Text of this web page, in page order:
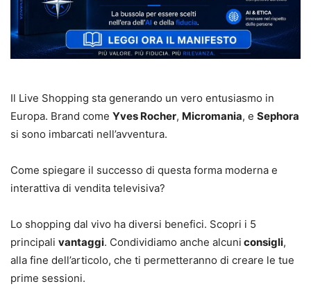
Il Live Shopping sta generando un vero entusiasmo in
Europa. Brand come Yves Rocher, Micromania, e Sephora
si sono imbarcati nell’avventura.
Come spiegare il successo di questa forma moderna e
interattiva di vendita televisiva?
Lo shopping dal vivo ha diversi benefici. Scopri i 5
principali vantaggi. Condividiamo anche alcuni consigli,
alla fine dell’articolo, che ti permetteranno di creare le tue
prime sessioni.